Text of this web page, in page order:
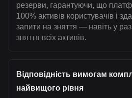
резерви, гарантуючи, що
100% активів користувачів і
запити на зняття — навіть у
зняття всіх активів.
Відповідність вимогам
найвищого рівня